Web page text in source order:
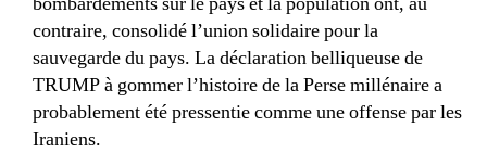
contraire, consolidé l’union solidaire pour la
sauvegarde du pays. La déclaration belliqueuse de
TRUMP à gommer l’histoire de la Perse millénaire a
probablement été pressentie comme une offense par les
Iraniens.